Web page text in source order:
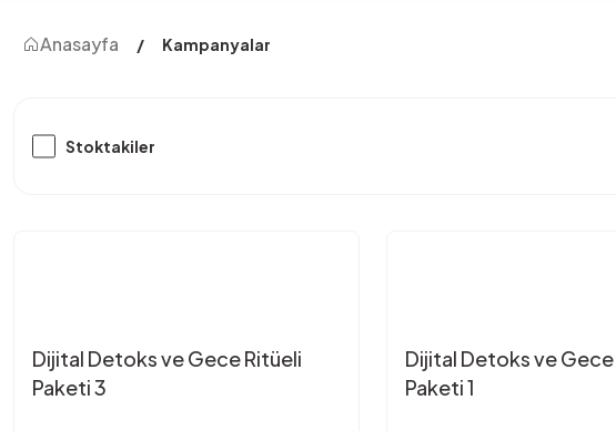
Anasayfa Kampanyalar
Stoktakiler
Dijital Detoks ve Gece Ritüeli
Paketi 3
Dijital Detoks ve Gece
Paketi 1